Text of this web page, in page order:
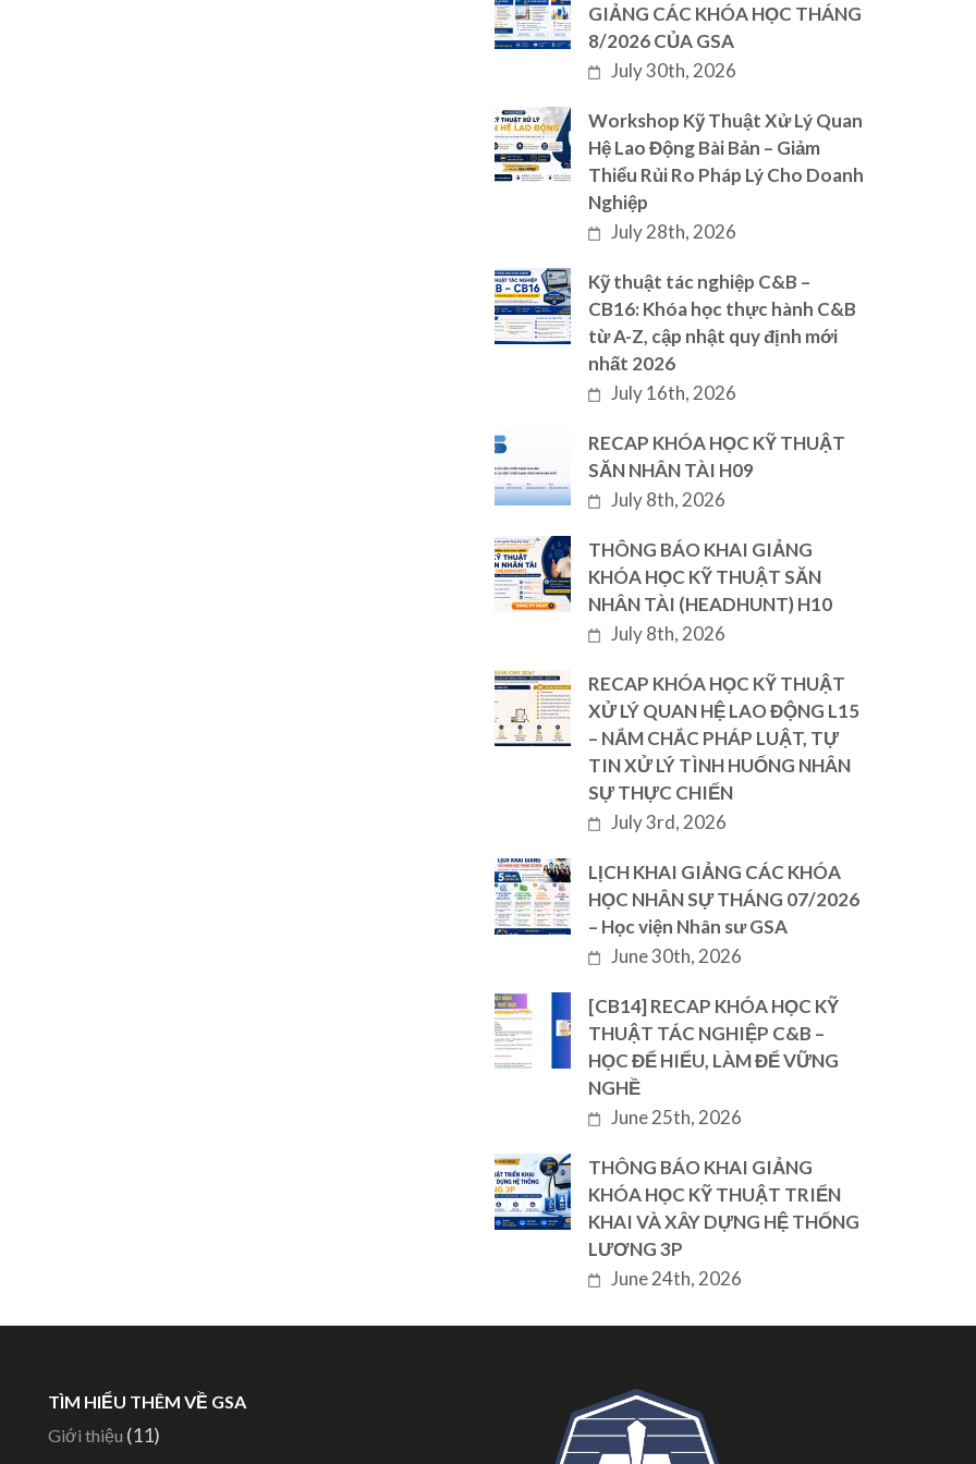
GIẢNG CÁC KHÓA HỌC THÁNG
8/2026 CỦA GSA
July 30th, 2026
Workshop Kỹ Thuật Xử Lý Quan
Hệ Lao Động Bài Bản – Giảm
Thiểu Rủi Ro Pháp Lý Cho Doanh
Nghiệp
July 28th, 2026
Kỹ thuật tác nghiệp C&B –
CB16: Khóa học thực hành C&B
từ A-Z, cập nhật quy định mới
nhất 2026
July 16th, 2026
RECAP KHÓA HỌC KỸ THUẬT
SĂN NHÂN TÀI H09
July 8th, 2026
THÔNG BÁO KHAI GIẢNG
KHÓA HỌC KỸ THUẬT SĂN
NHÂN TÀI (HEADHUNT) H10
July 8th, 2026
RECAP KHÓA HỌC KỸ THUẬT
XỬ LÝ QUAN HỆ LAO ĐỘNG L15
– NẮM CHẮC PHÁP LUẬT, TỰ
TIN XỬ LÝ TÌNH HUỐNG NHÂN
SỰ THỰC CHIẾN
July 3rd, 2026
LỊCH KHAI GIẢNG CÁC KHÓA
HỌC NHÂN SỰ THÁNG 07/2026
– Học viện Nhân sư GSA
June 30th, 2026
[CB14] RECAP KHÓA HỌC KỸ
THUẬT TÁC NGHIỆP C&B –
HỌC ĐỂ HIỂU, LÀM ĐỂ VỮNG
NGHỀ
June 25th, 2026
THÔNG BÁO KHAI GIẢNG
KHÓA HỌC KỸ THUẬT TRIỂN
KHAI VÀ XÂY DỰNG HỆ THỐNG
LƯƠNG 3P
June 24th, 2026
TÌM HIỂU THÊM VỀ GSA
Giới thiệu (11)